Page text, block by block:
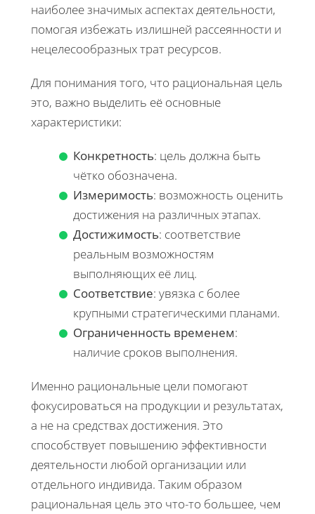
наиболее значимых аспектах деятельности,
помогая избежать излишней рассеянности и
нецелесообразных трат ресурсов.
Для понимания того, что рациональная цель
это, важно выделить её основные
характеристики:
Конкретность: цель должна быть
чётко обозначена.
Измеримость: возможность оценить
достижения на различных этапах.
Достижимость: соответствие
реальным возможностям
выполняющих её лиц.
Соответствие: увязка с более
крупными стратегическими планами.
Ограниченность временем:
наличие сроков выполнения.
Именно рациональные цели помогают
фокусироваться на продукции и результатах,
а не на средствах достижения. Это
способствует повышению эффективности
деятельности любой организации или
отдельного индивида. Таким образом
рациональная цель это что-то большее, чем